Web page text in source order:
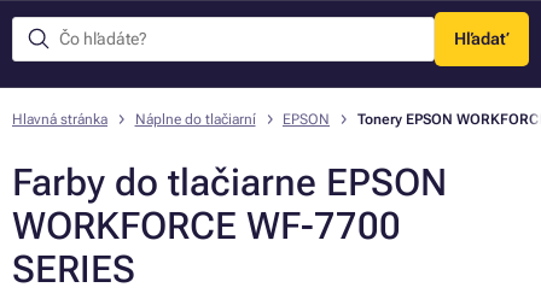
Hľadať
Menu
Hlavná stránka Náplne do tlačiarní EPSON Tonery EPSON
Farby do tlačiarne EPSON
WORKFORCE WF-7700
SERIES